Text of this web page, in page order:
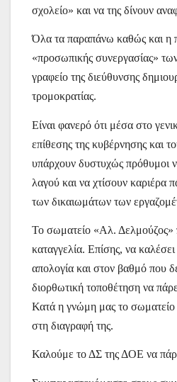
σχολείο» και να της δίνουν
Όλα τα παραπάνω καθώς και η
«προσωπικής συνεργασίας»
γραφείο της διεύθυνσης
τρομοκρατίας.
Είναι φανερό ότι μέσα στο
επίθεσης της κυβέρνησης και
υπάρχουν δυστυχώς πρόθυμοι
λαγού και να χτίσουν καριέρα
των δικαιωμάτων των
Το σωματείο «Αλ. Δελμούζος»
καταγγελία. Επίσης, να καλέσει
απολογία και στον βαθμό που
διορθωτική τοποθέτηση να
Κατά η γνώμη μας το σωματείο
στη διαγραφή της.
Καλούμε το ΔΣ της ΔΟΕ να